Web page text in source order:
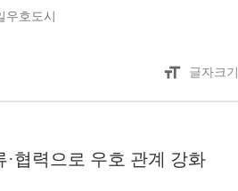
우호도시
format_size 글자크기
협력으로 우호 관계 강화